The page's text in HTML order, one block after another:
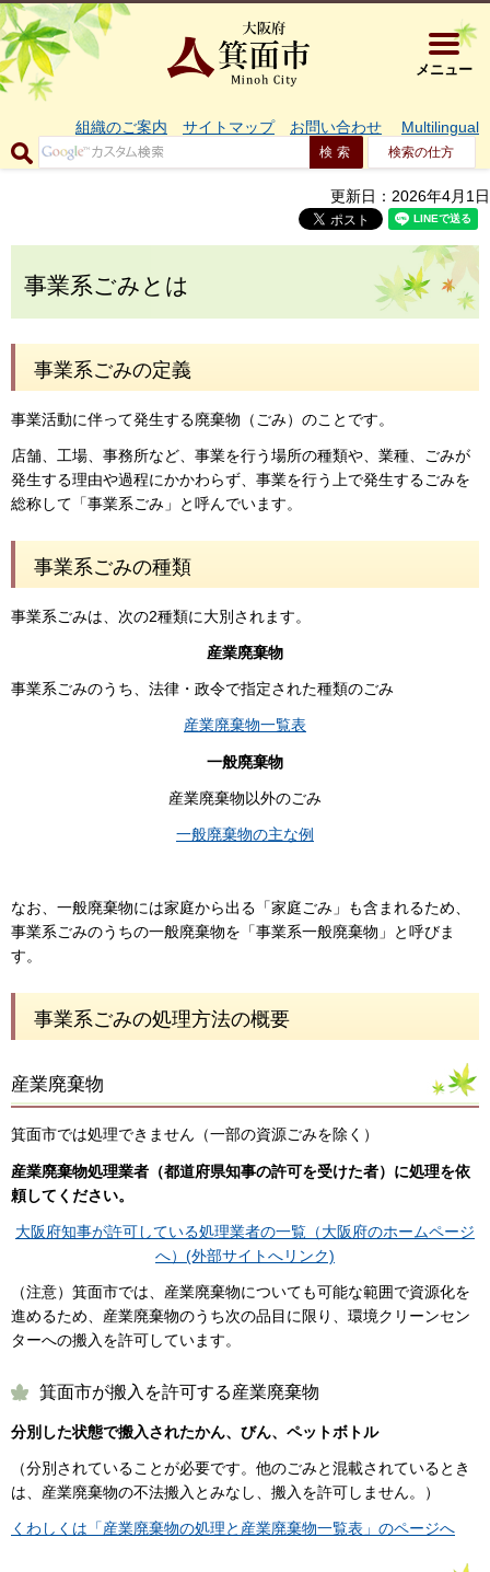
大阪府箕
メニュー
組織のご案内 サイトマップ お問い合わせ Multilingual
検索の仕方
更新日：2026年4月1日
事業系ごみとは
事業系ごみの定義
事業活動に伴って発生する廃棄物（ごみ）のことです。
店舗、工場、事務所など、事業を行う場所の種類や、業種、ごみが
発生する理由や過程にかかわらず、事業を行う上で発生するごみを
総称して「事業系ごみ」と呼んでいます。
事業系ごみの種類
事業系ごみは、次の2種類に大別されます。
産業廃棄物
事業系ごみのうち、法律・政令で指定された種類のごみ
産業廃棄物一覧表
一般廃棄物
産業廃棄物以外のごみ
一般廃棄物の主な例
なお、一般廃棄物には家庭から出る「家庭ごみ」も含まれるため、
事業系ごみのうちの一般廃棄物を「事業系一般廃棄物」と呼びま
す。
事業系ごみの処理方法の概要
産業廃棄物
箕面市では処理できません（一部の資源ごみを除く）
産業廃棄物処理業者（都道府県知事の許可を受けた者）に処理を依
頼してください。
大阪府知事が許可している処理業者の一覧（大阪府のホームページ
へ）(外部サイトへリンク)
（注意）箕面市では、産業廃棄物についても可能な範囲で資源化を
進めるため、産業廃棄物のうち次の品目に限り、環境クリーンセン
ターへの搬入を許可しています。
箕面市が搬入を許可する産業廃棄物
分別した状態で搬入されたかん、びん、ペットボトル
（分別されていることが必要です。他のごみと混載されているとき
は、産業廃棄物の不法搬入とみなし、搬入を許可しません。）
くわしくは「産業廃棄物の処理と産業廃棄物一覧表」のページへ